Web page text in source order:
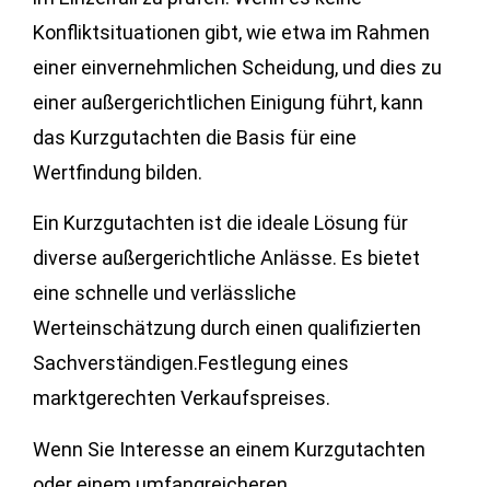
Konfliktsituationen gibt, wie etwa im Rahmen
einer einvernehmlichen Scheidung, und dies zu
einer außergerichtlichen Einigung führt, kann
das Kurzgutachten die Basis für eine
Wertfindung bilden.
Ein Kurzgutachten ist die ideale Lösung für
diverse außergerichtliche Anlässe. Es bietet
eine schnelle und verlässliche
Werteinschätzung durch einen qualifizierten
Sachverständigen.Festlegung eines
marktgerechten Verkaufspreises.
Wenn Sie Interesse an einem Kurzgutachten